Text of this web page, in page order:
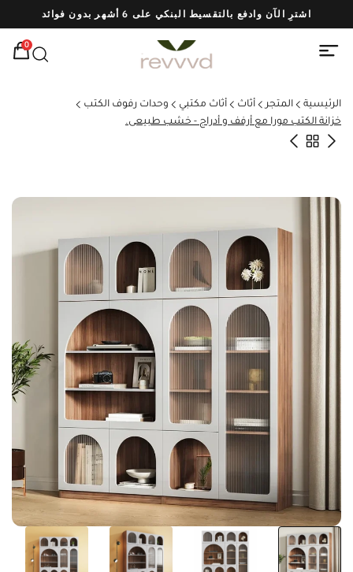
اشترِ الآن وادفع بالتقسيط البنكي على 6 أشهر بدون فوائد
0
الرئيسية المتجر أثاث أثاث مكتبي
وحدات رفوف الكتب
خزانة الكتب مورا مع أرفف و أدراج - خشب طبيعى.